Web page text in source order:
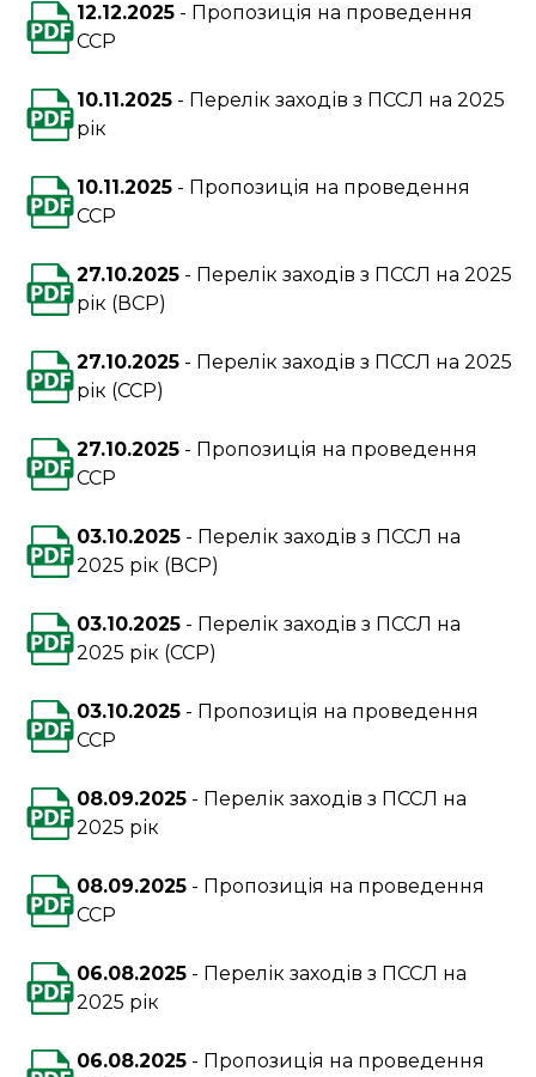
12.12.2025
Пропозиція на проведення
ССР
10.11.2025
Перелік заходів з ПССЛ на 2025
рік
10.11.2025
Пропозиція на проведення
ССР
27.10.2025
Перелік заходів з ПССЛ на 2025
рік (ВСР)
27.10.2025
Перелік заходів з ПССЛ на 2025
рік (ССР)
27.10.2025
Пропозиція на проведення
ССР
03.10.2025
Перелік заходів з ПССЛ на
2025 рік (ВСР)
03.10.2025
Перелік заходів з ПССЛ на
2025 рік (ССР)
03.10.2025
Пропозиція на проведення
ССР
08.09.2025
Перелік заходів з ПССЛ на
2025 рік
08.09.2025
Пропозиція на проведення
ССР
06.08.2025
Перелік заходів з ПССЛ на
2025 рік
06.08.2025
Пропозиція на проведення